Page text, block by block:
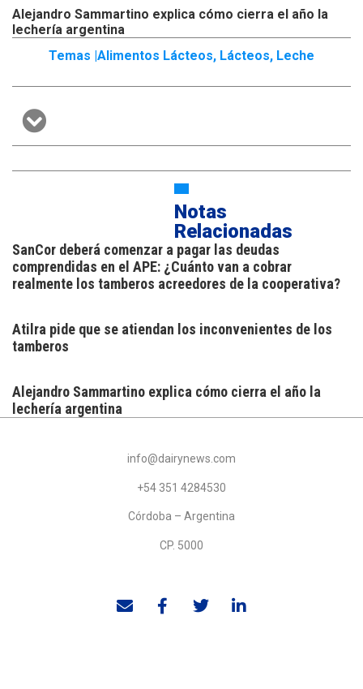
Alejandro Sammartino explica cómo cierra el año la
lechería argentina
Temas | Alimentos Lácteos, Lácteos, Leche
Notas
Relacionadas
SanCor deberá comenzar a pagar las deudas
comprendidas en el APE: ¿Cuánto van a cobrar
realmente los tamberos acreedores de la cooperativa?
Atilra pide que se atiendan los inconvenientes de los
tamberos
Alejandro Sammartino explica cómo cierra el año la
lechería argentina
info@dairynews.com
+54 351 4284530
Córdoba – Argentina
CP. 5000